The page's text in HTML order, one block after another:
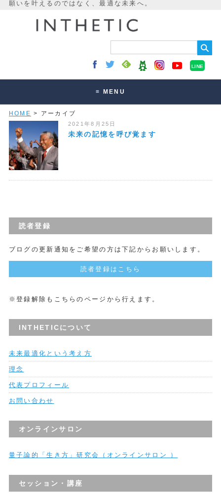
LINE
≡ MENU
講座・セッション
HOME > アーカイブ
2021年8月25日
未来の記憶を呼び覚ます
読者登録
ブログの更新通知をご希望の方は下記からお願いします。
読者登録はこちら
※登録解除もこちらのページから行えます。
INTHETICについて
未来最適化という考え方
理念
代表プロフィール
お問い合わせ
オンラインサロン
量子論的「生き方」研究会（オンラインサロン ）
セッション・講座